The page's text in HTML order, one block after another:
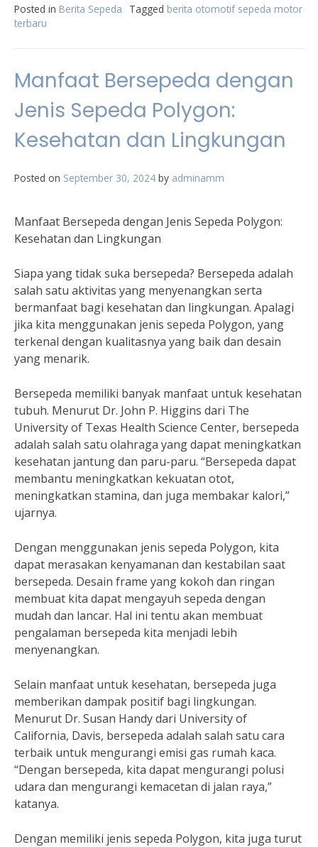
Posted in Berita Sepeda Tagged berita otomotif sepeda motor
terbaru
Manfaat Bersepeda dengan
Jenis Sepeda Polygon:
Kesehatan dan Lingkungan
Posted on September 30, 2024 by adminamm
Manfaat Bersepeda dengan Jenis Sepeda Polygon:
Kesehatan dan Lingkungan
Siapa yang tidak suka bersepeda? Bersepeda adalah
salah satu aktivitas yang menyenangkan serta
bermanfaat bagi kesehatan dan lingkungan. Apalagi
jika kita menggunakan jenis sepeda Polygon, yang
terkenal dengan kualitasnya yang baik dan desain
yang menarik.
Bersepeda memiliki banyak manfaat untuk kesehatan
tubuh. Menurut Dr. John P. Higgins dari The
University of Texas Health Science Center, bersepeda
adalah salah satu olahraga yang dapat meningkatkan
kesehatan jantung dan paru-paru. “Bersepeda dapat
membantu meningkatkan kekuatan otot,
meningkatkan stamina, dan juga membakar kalori,”
ujarnya.
Dengan menggunakan jenis sepeda Polygon, kita
dapat merasakan kenyamanan dan kestabilan saat
bersepeda. Desain frame yang kokoh dan ringan
membuat kita dapat mengayuh sepeda dengan
mudah dan lancar. Hal ini tentu akan membuat
pengalaman bersepeda kita menjadi lebih
menyenangkan.
Selain manfaat untuk kesehatan, bersepeda juga
memberikan dampak positif bagi lingkungan.
Menurut Dr. Susan Handy dari University of
California, Davis, bersepeda adalah salah satu cara
terbaik untuk mengurangi emisi gas rumah kaca.
“Dengan bersepeda, kita dapat mengurangi polusi
udara dan mengurangi kemacetan di jalan raya,”
katanya.
Dengan memiliki jenis sepeda Polygon, kita juga turut